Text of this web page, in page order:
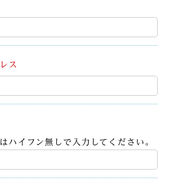
ス
ハイフン無しで入力してください。